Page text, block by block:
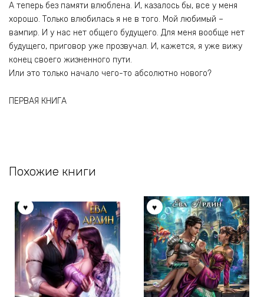
А теперь без памяти влюблена. И, казалось бы, все у меня
хорошо. Только влюбилась я не в того. Мой любимый –
вампир. И у нас нет общего будущего. Для меня вообще нет
будущего, приговор уже прозвучал. И, кажется, я уже вижу
конец своего жизненного пути.
Или это только начало чего-то абсолютно нового?
ПЕРВАЯ КНИГА
Похожие книги